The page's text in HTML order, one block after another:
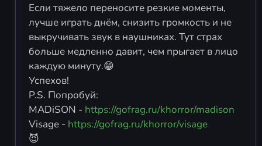
Если тяжело переносите резкие моменты,
лучше играть днём, снизить громкость и не
выкручивать звук в наушниках. Тут страх
больше медленно давит, чем прыгает в лицо
каждую минуту.😁
Успехов!
P.S. Попробуй:
MADiSON - https://gofrag.ru/khorror/madison
Visage - https://gofrag.ru/khorror/visage
😈